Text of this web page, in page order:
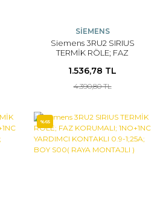
SİEMENS
Siemens 3RU2 SIRIUS
TERMİK RÖLE; FAZ
YARDIMCI KONTAKLI 1;1-
1;6A; BOY S00 ( RAYA
MONTAJLI )
1.536,78 TL
4.390,80 TL
%65